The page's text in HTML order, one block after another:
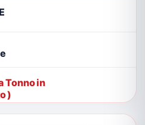
Tonno in
)